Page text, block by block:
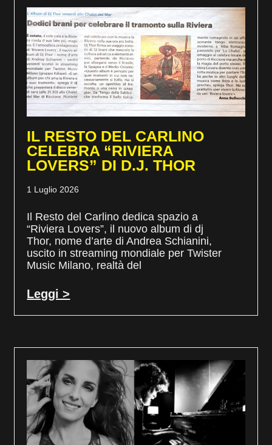
IL RESTO DEL CARLINO
CELEBRA “RIVIERA
LOVERS” DI D.J. THOR
1 Luglio 2026
Il Resto del Carlino dedica spazio a
“Riviera Lovers”, il nuovo album di dj
Thor, nome d’arte di Andrea Schianini,
uscito in streaming mondiale per Twister
Music Milano, realtà del
Leggi >